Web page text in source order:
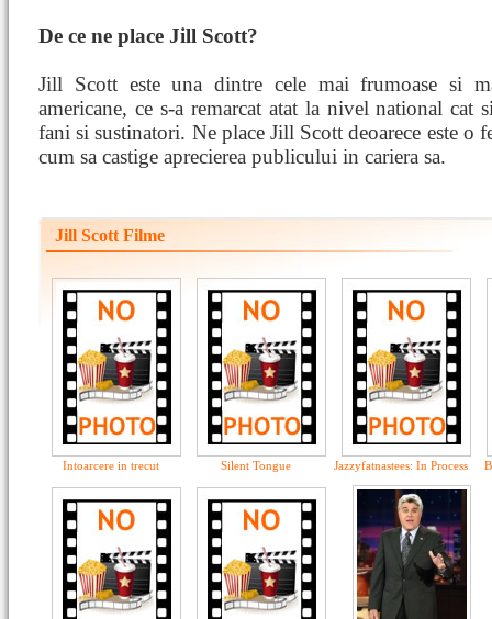
De ce ne place Jill Scott?
Jill Scott este una dintre cele mai frumoase si
americane, ce s-a remarcat atat la nivel national cat
fani si sustinatori. Ne place Jill Scott deoarece este o
cum sa castige aprecierea publicului in cariera sa.
Jill Scott Filme
Intoarcere in trecut Silent Tongue Jazzyfatnastees: In Process